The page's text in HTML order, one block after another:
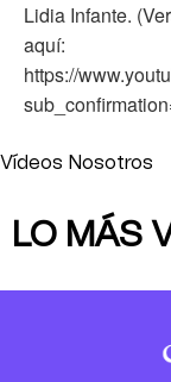
Lidia Infante.
aquí:
https://
Vídeos Nosotros
LO MÁS